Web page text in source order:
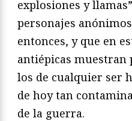
explosiones y
personajes
entonces, y que en
antiépicas muestran
los de cualquier ser
de hoy tan
de la guerra.